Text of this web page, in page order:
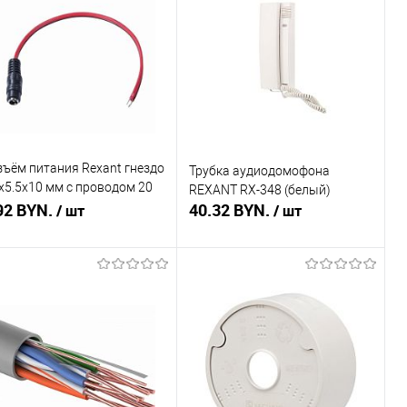
в 1 клик
Сравнение
Недоступно
питания Rexant гнездо
мм с проводом 20
BYN. / шт
в 1 клик
избранное
В наличии
Трубка аудиодомофона
REXANT RX-348 (белый)
40.32 BYN. / шт
Купить в 1 клик
Сравнение
В избранное